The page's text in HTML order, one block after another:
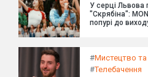
У серці Львова
"Скрябіна":
попурі до
#Мистецтво та
#Телебачення